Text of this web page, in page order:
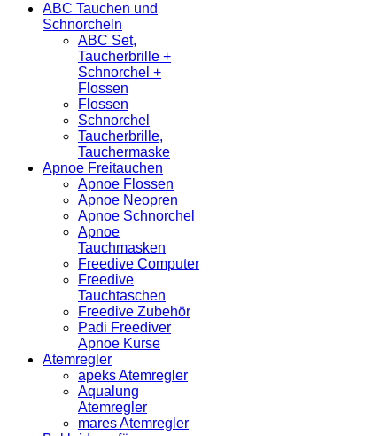
ABC Tauchen und
Schnorcheln
ABC Set,
Taucherbrille +
Schnorchel +
Flossen
Flossen
Schnorchel
Taucherbrille,
Tauchermaske
Apnoe Freitauchen
Apnoe Flossen
Apnoe Neopren
Apnoe Schnorchel
Apnoe
Tauchmasken
Freedive Computer
Freedive
Tauchtaschen
Freedive Zubehör
Padi Freediver
Apnoe Kurse
Atemregler
apeks Atemregler
Aqualung
Atemregler
mares Atemregler